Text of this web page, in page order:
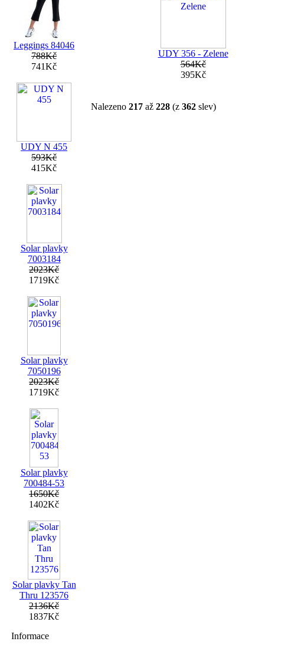
Leggings 84046
788Kč
741Kč
UDY N 455
593Kč
415Kč
Solar plavky
7003184
2023Kč
1719Kč
Solar plavky
7050196
2023Kč
1719Kč
Solar plavky
700484-53
1650Kč
1402Kč
Solar plavky Tan
Thru 123576
2136Kč
1837Kč
Informace
UDY 356 - Zelene
564Kč
395Kč
Nalezeno 217 až 228 (z 362 slev)